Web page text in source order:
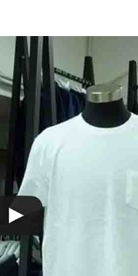
恤
量